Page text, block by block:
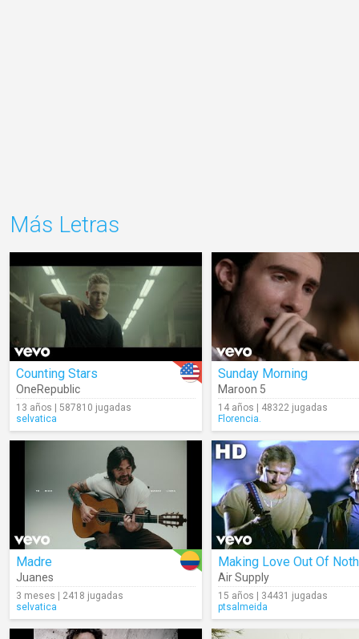
Más Letras
Counting Stars
OneRepublic
13 años | 587810 jugadas
selvatica
Sunday Morning
Maroon 5
14 años | 48322 jugadas
Florencia.
Madre
Juanes
3 meses | 2418 jugadas
selvatica
Air Supply
15 años | 34431 jugadas
ptsalmeida